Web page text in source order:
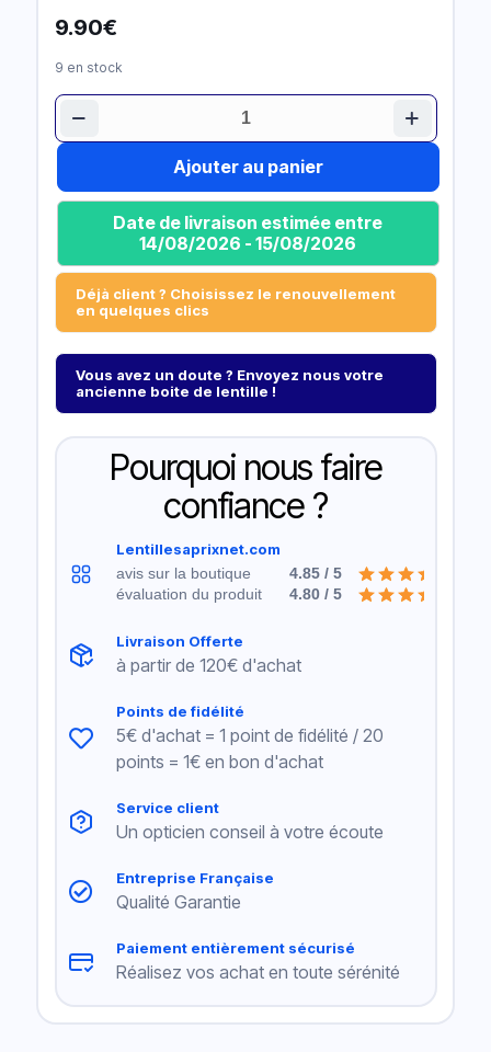
9.90€
9 en stock
quantité
Goutte
Hydratante
Lacrifesh
Ajouter au panier
Date de livraison estimée entre
14/08/2026 - 15/08/2026
Déjà client ? Choisissez le renouvellement
en quelques clics
Vous avez un doute ? Envoyez nous votre
ancienne boite de lentille !
Pourquoi nous faire
confiance ?
Lentillesaprixnet.com
avis sur la boutique
4.85 / 5
évaluation du produit
4.80 / 5
Livraison Offerte
à partir de 120€ d'achat
Points de fidélité
5€ d'achat = 1 point de fidélité / 20
points = 1€ en bon d'achat
Service client
Un opticien conseil à votre écoute
Entreprise Française
Qualité Garantie
Paiement entièrement sécurisé
Réalisez vos achat en toute sérénité